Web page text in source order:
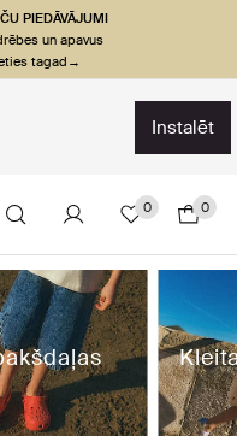
PIEDĀVĀJUMI
un apavus
tagad→
instalēt
0 0